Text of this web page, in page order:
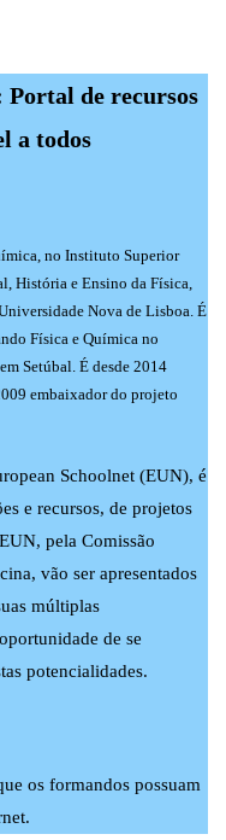
de recursos
a todos
no Instituto Superior
História e Ensino da Física,
Nova de Lisboa. É
Física e Química no
Setúbal. É desde 2014
embaixador do projeto
Schoolnet (EUN), é
e recursos, de projetos
pela Comissão
vão ser apresentados
múltiplas
de se
potencialidades.
os formandos possuam